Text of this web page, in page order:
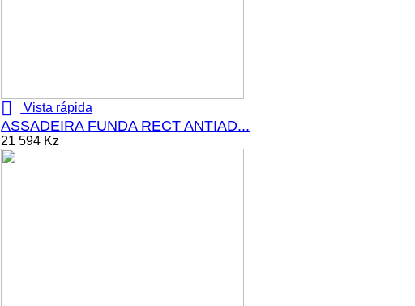
 Vista rápida
ASSADEIRA FUNDA RECT ANTIAD...
21 594 Kz